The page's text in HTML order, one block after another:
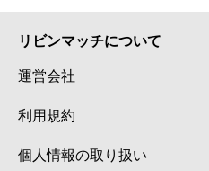
リビンマッチについて
運営会社
利用規約
個人情報の取り扱い